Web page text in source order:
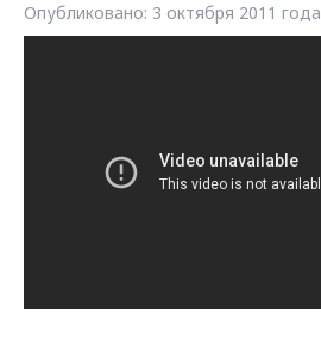
Опубликовано: 3 октября 2011 года